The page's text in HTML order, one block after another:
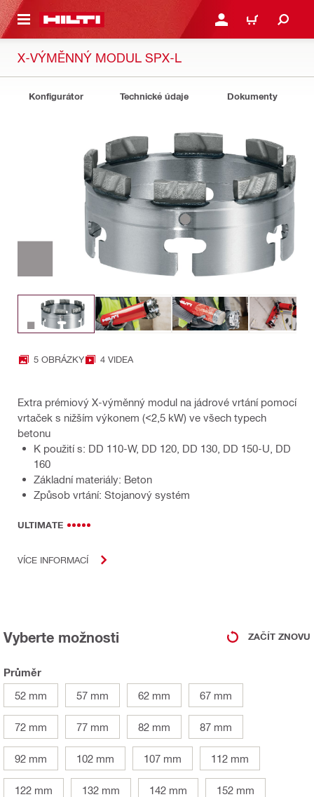
HLAVNÍ OBSAH PŘIHLÁSIT NEBO
KOŠÍK
X-VÝMĚNNÝ MODUL SPX-L
Konfigurátor Technické údaje Dokumenty
5 OBRÁZKY 4 VIDEA
Extra prémiový X-výměnný modul na jádrové vrtání pomocí
vrtaček s nižším výkonem (<2,5 kW) ve všech typech
betonu
K použití s: DD 110-W, DD 120, DD 130, DD 150-U, DD
160
Základní materiály: Beton
Způsob vrtání: Stojanový systém
ULTIMATE
VÍCE INFORMACÍ
Vyberte možnosti ZAČÍT ZNOVU
Průměr
52 mm
57 mm 62 mm 67 mm
72 mm 77 mm 82 mm 87 mm
92 mm 102 mm 107 mm 112 mm
122 mm 132 mm 142 mm 152 mm